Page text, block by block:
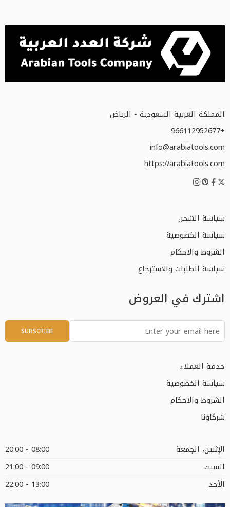
المملكة العربية السعودية - الرياض
+966112952677
info@arabiatools.com
https://arabiatools.com
سياسة الشحن
سياسة الخصوصية
الشروط والاحكام
سياسة الطلبات والاسترجاع
اشترك في العروض
خدمة العملاء
سياسة الخصوصية
الشروط والاحكام
شركاؤنا
الإثنين، الجمعة
08:00 - 20:00
السبت
09:00 - 21:00
الأحد
13:00 - 22:00